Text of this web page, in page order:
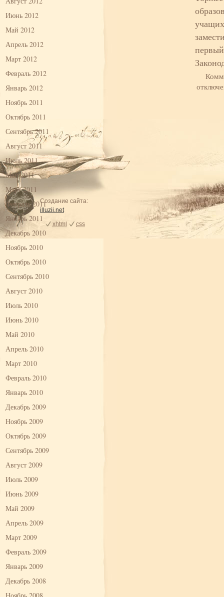
Июнь 2012
Май 2012
Апрель 2012
Март 2012
Февраль 2012
Январь 2012
Ноябрь 2011
Октябрь 2011
Сентябрь 2011
Август 2011
Июль 2011
Май 2011
Март 2011
Февраль 2011
Январь 2011
Декабрь 2010
Ноябрь 2010
Октябрь 2010
Сентябрь 2010
Август 2010
Июль 2010
Июнь 2010
Май 2010
Апрель 2010
Март 2010
Февраль 2010
Январь 2010
Декабрь 2009
Ноябрь 2009
Октябрь 2009
Сентябрь 2009
Август 2009
Июль 2009
Июнь 2009
Май 2009
Апрель 2009
Март 2009
Февраль 2009
Январь 2009
Декабрь 2008
Создание сайта:
illuzii.net
xhtml
css